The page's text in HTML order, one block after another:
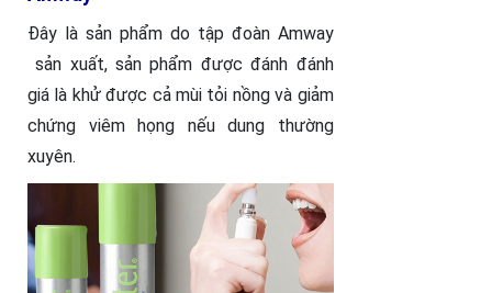
Đây là sản phẩm do tập đoàn Amway
sản xuất, sản phẩm được đánh đánh
giá là khử được cả mùi tỏi nồng và giảm
chứng viêm họng nếu dung thường
xuyên.